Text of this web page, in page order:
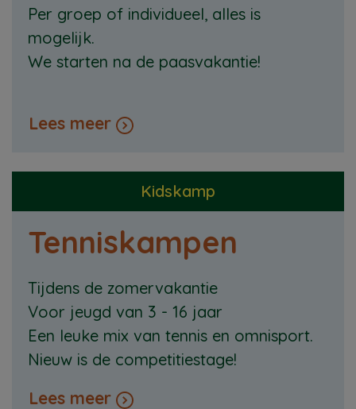
Per groep of individueel, alles is
mogelijk.
We starten na de paasvakantie!
Lees meer
Kidskamp
Tenniskampen
Tijdens de zomervakantie
Voor jeugd van 3 - 16 jaar
Een leuke mix van tennis en omnisport.
Nieuw is de competitiestage!
Lees meer